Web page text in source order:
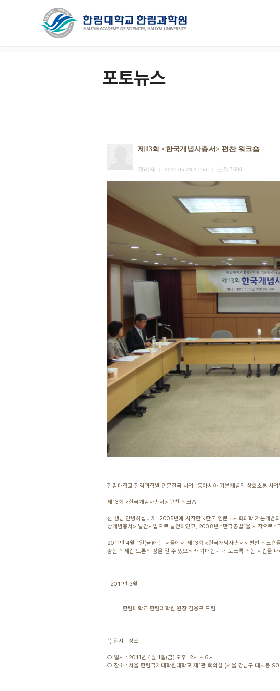
포토뉴스
제13회 <한국개념사총서> 편찬 워크숍
관리자 2015.05.28 17:56 조회 3608
한림대학교 한림과학원 인문한국 사업 “동아시아 기본개념의 상호소통 사업
제13회 <한국개념사총서> 편찬 워크숍
선 생님 안녕하십니까. 2005년에 시작한 <한국 인문ㆍ사회과학 기본개
상개념총서> 발간사업으로 발전하였고, 2008년 “만국공법”을 시작으로 “
2011년 4월 1일(금)에는 서울에서 제13회 <한국개념사총서> 편찬 워크숍
중한 학제간 토론의 장을 열 수 있으리라 기대합니다. 모쪼록 귀한 시간을
2011년 3월
한림대학교 한림과학원 원장 김용구 드림
1) 일시ㆍ장소
○ 일시 : 2011년 4월 1일(금) 오후. 2시 ~ 6시.
○ 장소 : 서울 한림국제대학원대학교 제1관 회의실 (서울 강남구 대치동